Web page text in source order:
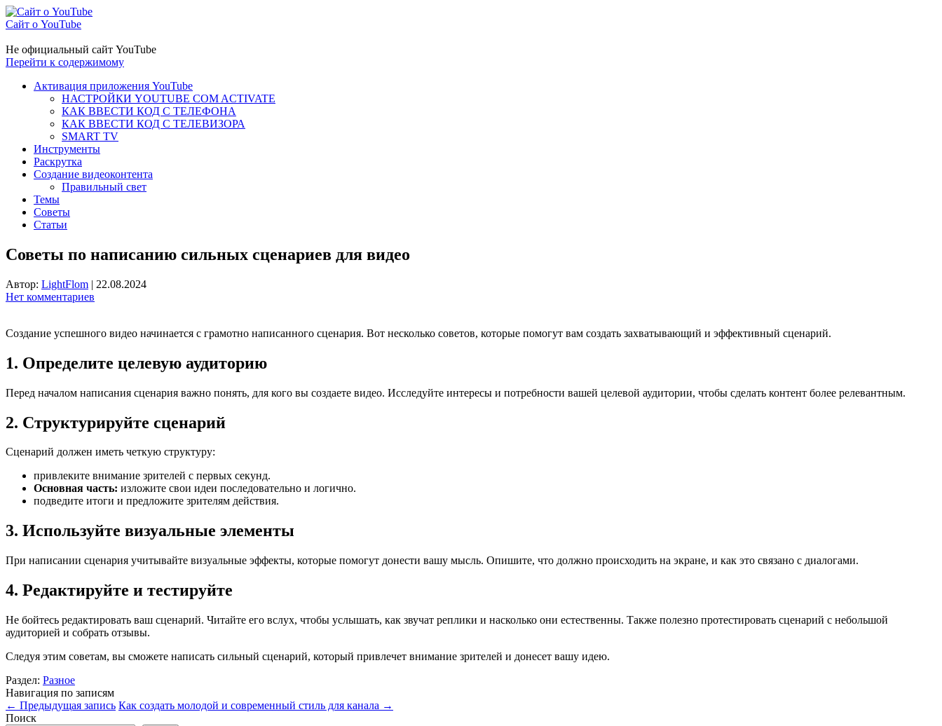
Сайт о YouTube
Не официальный сайт YouTube
Перейти к содержимому
Активация приложения YouTube
НАСТРОЙКИ YOUTUBE COM ACTIVATE
КАК ВВЕСТИ КОД С ТЕЛЕФОНА
КАК ВВЕСТИ КОД С ТЕЛЕВИЗОРА
SMART TV
Инструменты
Раскрутка
Создание видеоконтента
Правильный свет
Темы
Советы
Статьи
Советы по написанию сильных сценариев для видео
Автор: LightFlom | 22.08.2024
Нет комментариев
Создание успешного видео начинается с грамотно написанного сценария. Вот несколько советов, которые помогут вам создать захватывающий и эффективный сценарий.
1. Определите целевую аудиторию
Перед началом написания сценария важно понять, для кого вы создаете видео. Исследуйте интересы и потребности вашей целевой аудитории, чтобы сделать контент более релевантным.
2. Структурируйте сценарий
Сценарий должен иметь четкую структуру:
привлеките внимание зрителей с первых секунд.
Основная часть: изложите свои идеи последовательно и логично.
подведите итоги и предложите зрителям действия.
3. Используйте визуальные элементы
При написании сценария учитывайте визуальные эффекты, которые помогут донести вашу мысль. Опишите, что должно происходить на экране, и как это связано с диалогами.
4. Редактируйте и тестируйте
Не бойтесь редактировать ваш сценарий. Читайте его вслух, чтобы услышать, как звучат реплики и насколько они естественны. Также полезно протестировать сценарий с небольшой
аудиторией и собрать отзывы.
Следуя этим советам, вы сможете написать сильный сценарий, который привлечет внимание зрителей и донесет вашу идею.
Раздел: Разное
Навигация по записям
← Предыдущая запись Как создать молодой и современный стиль для канала →
Поиск